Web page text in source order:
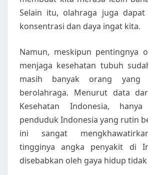
Selain itu, olahraga juga dapat
konsentrasi dan daya ingat kita.
Namun, meskipun pentingnya
menjaga kesehatan tubuh
masih banyak orang yang
berolahraga. Menurut data
Kesehatan Indonesia,
penduduk Indonesia yang rutin
ini sangat
tingginya angka penyakit di
disebabkan oleh gaya hidup